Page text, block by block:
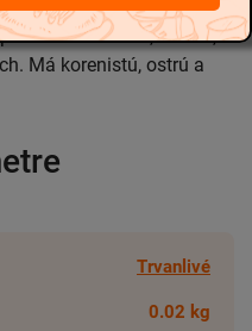
čiernom korení, škorici,
Má korenistú, ostrú a
Trvanlivé
0.02 kg